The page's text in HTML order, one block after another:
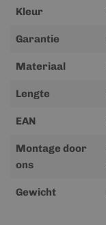
Kleur
Garantie
Materiaal
Lengte
EAN
Montage door
ons
Gewicht